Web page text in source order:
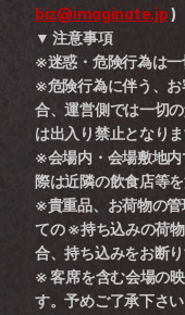
biz@imaginate.jp )
▼ 注意事項
※迷惑・危険行為は一
※危険行為に伴う、
合、運営側では一切
は出入り禁止となりま
※会場内・会場敷地
際は近隣の飲食店等
※貴重品、お荷物の
ての ※持ち込みの荷
合、持ち込みをお断
※ 客席を含む会場の
す。予めご了承下さい